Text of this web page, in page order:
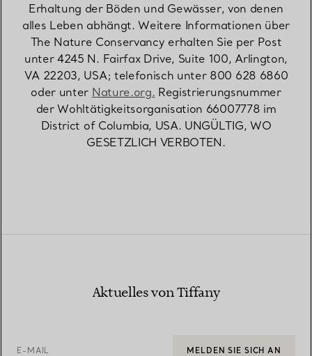
Erhaltung der Böden und Gewässer, von denen
alles Leben abhängt. Weitere Informationen über
The Nature Conservancy erhalten Sie per Post
unter 4245 N. Fairfax Drive, Suite 100, Arlington,
VA 22203, USA; telefonisch unter 800 628 6860
oder unter Nature.org. Registrierungsnummer
der Wohltätigkeitsorganisation 66007778 im
District of Columbia, USA. UNGÜLTIG, WO
GESETZLICH VERBOTEN.
Aktuelles von Tiffany
E-MAIL MELDEN SIE SICH AN